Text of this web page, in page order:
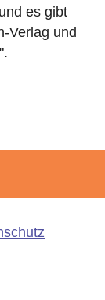
es gibt
Verlag und